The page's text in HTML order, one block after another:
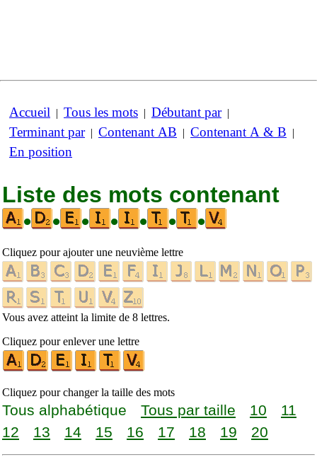
Accueil | Tous les mots | Débutant par|
Terminant par| Contenant AB | Contenant A & B |
En position
Liste des mots contenant
•
• • • • • •
Cliquez pour ajouter une neuvième lettre
Vous avez atteint la limite de 8 lettres.
Cliquez pour enlever une lettre
Cliquez pour changer la taille des mots
Tous alphabétique Tous par taille 10
11
12
13 14 15 16 17 18 19 20